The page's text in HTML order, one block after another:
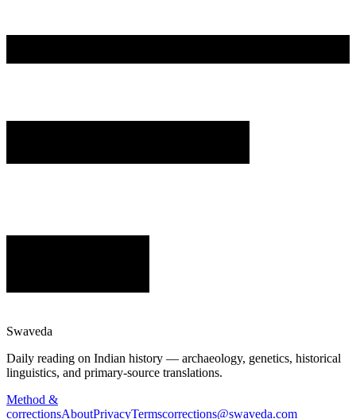
Swaveda
Daily reading on Indian history — archaeology, genetics, historical
linguistics, and primary-source translations.
Method &
correctionsAboutPrivacyTermscorrections@swaveda.com